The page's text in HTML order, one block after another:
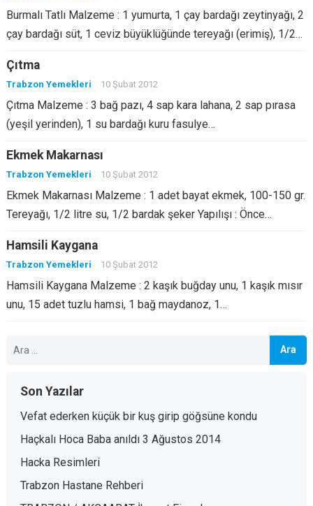
Burmalı Tatlı Malzeme : 1 yumurta, 1 çay bardağı zeytinyağı, 2
çay bardağı süt, 1 ceviz büyüklüğünde tereyağı (erimiş), 1/2…
Çıtma
Trabzon Yemekleri 10 Şubat 2012
Çıtma Malzeme : 3 bağ pazı, 4 sap kara lahana, 2 sap pırasa
(yeşil yerinden), 1 su bardağı kuru fasulye…
Ekmek Makarnası
Trabzon Yemekleri 10 Şubat 2012
Ekmek Makarnası Malzeme : 1 adet bayat ekmek, 100-150 gr.
Tereyağı, 1/2 litre su, 1/2 bardak şeker Yapılışı : Önce…
Hamsili Kaygana
Trabzon Yemekleri 10 Şubat 2012
Hamsili Kaygana Malzeme : 2 kaşık buğday unu, 1 kaşık mısır
unu, 15 adet tuzlu hamsi, 1 bağ maydanoz, 1…
Son Yazılar
Vefat ederken küçük bir kuş girip göğsüne kondu
Haçkalı Hoca Baba anıldı 3 Ağustos 2014
Hacka Resimleri
Trabzon Hastane Rehberi